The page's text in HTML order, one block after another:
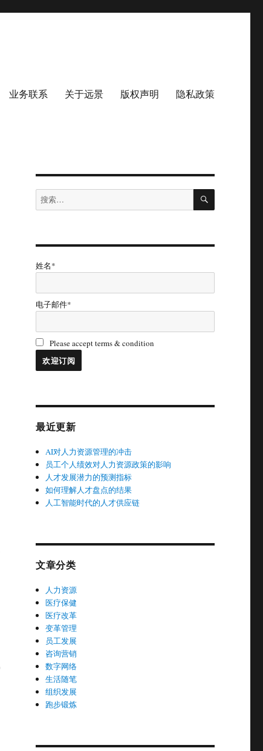
业务联系 关于远景 版权声明 隐私政策
搜
索：
搜
姓名*
电子邮件*
Please accept terms & condition
最近更新
AI对人力资源管理的冲击
员工个人绩效对人力资源政策的影响
人才发展潜力的预测指标
如何理解人才盘点的结果
人工智能时代的人才供应链
文章分类
人力资源
医疗保健
医疗改革
变革管理
员工发展
咨询营销
数字网络
生活随笔
组织发展
跑步锻炼